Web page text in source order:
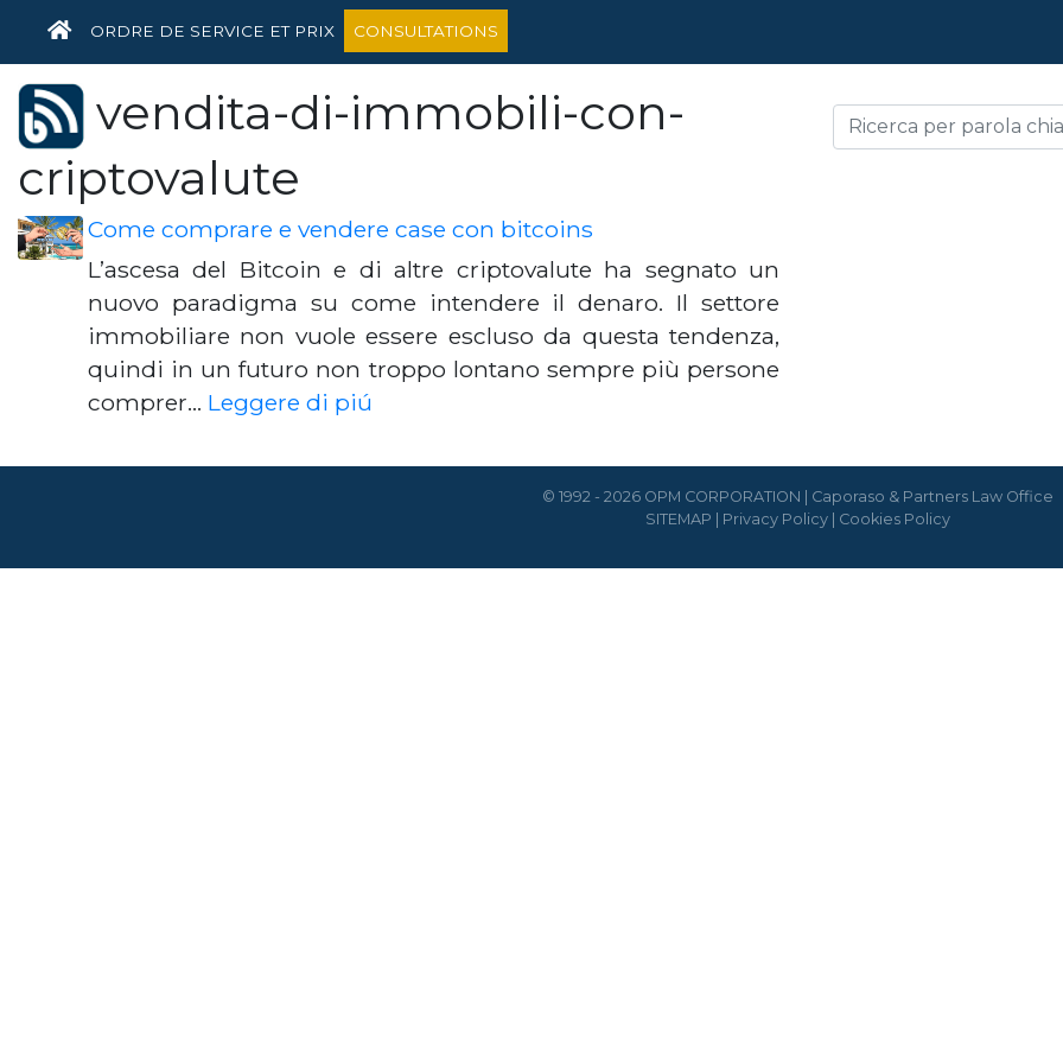
HOME
ORDRE DE SERVICE ET PRIX CONSULTATIONS
vendita-di-immobili-con-
criptovalute
Come comprare e vendere case con bitcoins
L’ascesa del Bitcoin e di altre criptovalute ha segnato un
nuovo paradigma su come intendere il denaro. Il settore
immobiliare non vuole essere escluso da questa tendenza,
quindi in un futuro non troppo lontano sempre più persone
comprer… Leggere di piú
© 1992 - 2026 OPM CORPORATION | Caporaso & Partners Law Office
SITEMAP
Privacy Policy| Cookies Policy